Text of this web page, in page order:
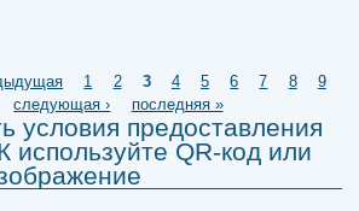
1 2 3 4 5 6 7 8
9
следующая › последняя »
условия предоставления
используйте QR-код или